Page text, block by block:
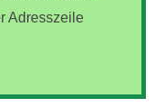
Adresszeile